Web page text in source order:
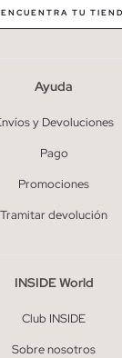
ENCUENTRA TU
Ayuda
y Devoluciones
Pago
Promociones
Tramitar devolución
INSIDE World
Club INSIDE
Sobre nosotros